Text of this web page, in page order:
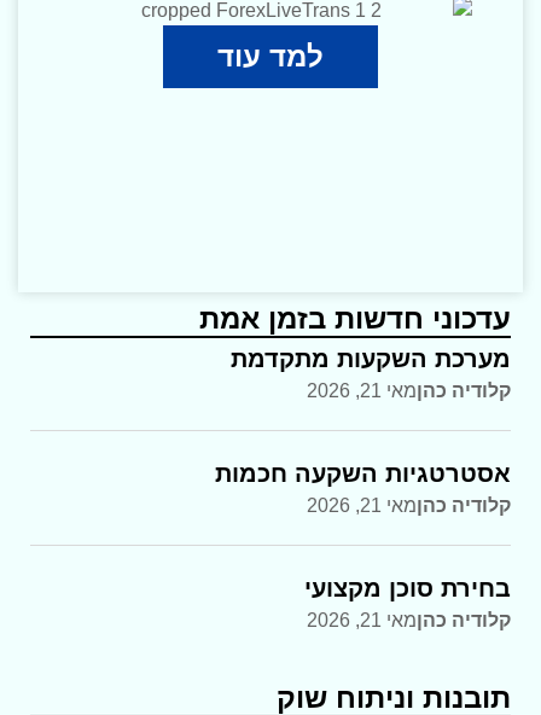
למד עוד
עדכוני חדשות בזמן אמת
מערכת השקעות מתקדמת
קלודיה כהןמאי 21, 2026
אסטרטגיות השקעה חכמות
קלודיה כהןמאי 21, 2026
בחירת סוכן מקצועי
קלודיה כהןמאי 21, 2026
תובנות וניתוח שוק